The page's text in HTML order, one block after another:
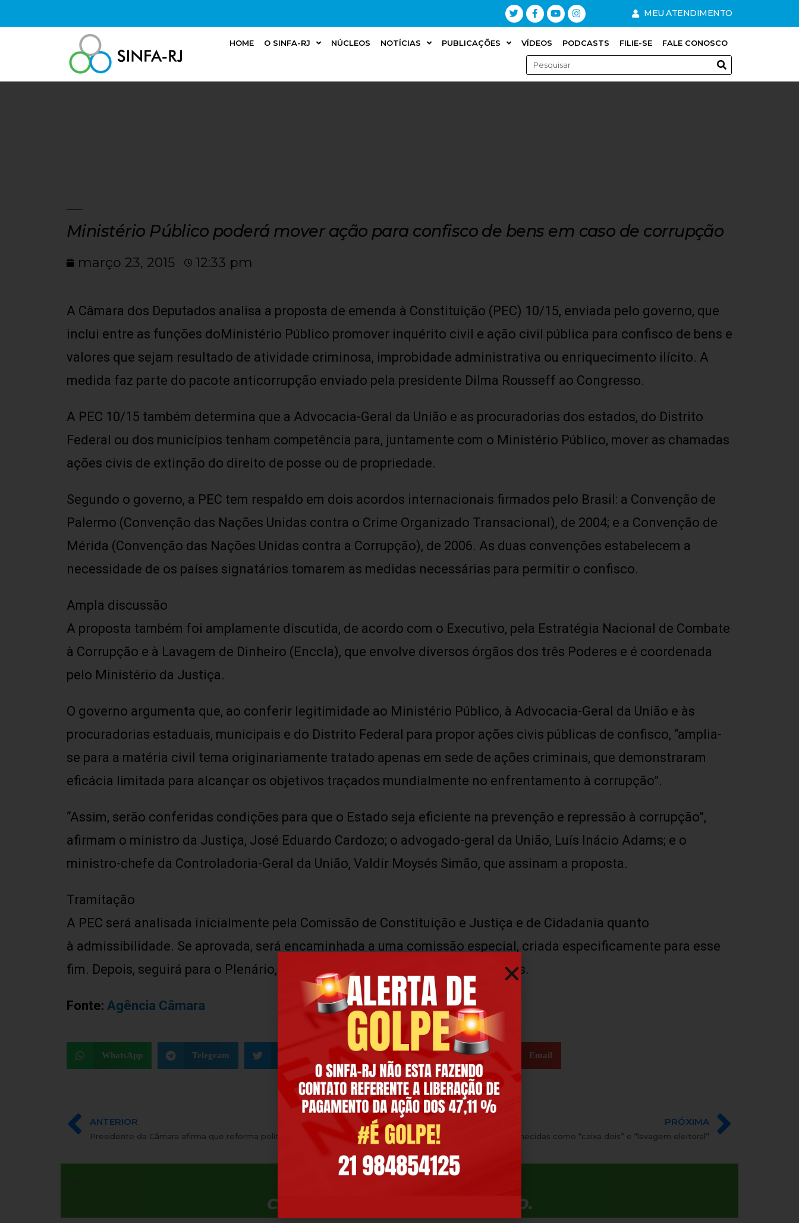
MEU ATENDIMENTO
HOME O SINFA-RJ NÚCLEOS NOTÍCIAS PUBLICAÇÕES VÍDEOS PODCASTS FILIE-SE FALE CONOSCO
Ministério Público poderá mover ação para confisco de bens em caso de corrupção
março 23, 2015 12:33 pm
A Câmara dos Deputados analisa a proposta de emenda à Constituição (PEC) 10/15, enviada pelo governo, que
inclui entre as funções doMinistério Público promover inquérito civil e ação civil pública para confisco de bens e
valores que sejam resultado de atividade criminosa, improbidade administrativa ou enriquecimento ilícito. A
medida faz parte do pacote anticorrupção enviado pela presidente Dilma Rousseff ao Congresso.
A PEC 10/15 também determina que a Advocacia-Geral da União e as procuradorias dos estados, do Distrito
Federal ou dos municípios tenham competência para, juntamente com o Ministério Público, mover as chamadas
ações civis de extinção do direito de posse ou de propriedade.
Segundo o governo, a PEC tem respaldo em dois acordos internacionais firmados pelo Brasil: a Convenção de
Palermo (Convenção das Nações Unidas contra o Crime Organizado Transacional), de 2004; e a Convenção de
Mérida (Convenção das Nações Unidas contra a Corrupção), de 2006. As duas convenções estabelecem a
necessidade de os países signatários tomarem as medidas necessárias para permitir o confisco.
Ampla discussão
A proposta também foi amplamente discutida, de acordo com o Executivo, pela Estratégia Nacional de Combate
à Corrupção e à Lavagem de Dinheiro (Enccla), que envolve diversos órgãos dos três Poderes e é coordenada
pelo Ministério da Justiça.
O governo argumenta que, ao conferir legitimidade ao Ministério Público, à Advocacia-Geral da União e às
procuradorias estaduais, municipais e do Distrito Federal para propor ações civis públicas de confisco, “amplia-
se para a matéria civil tema originariamente tratado apenas em sede de ações criminais, que demonstraram
eficácia limitada para alcançar os objetivos traçados mundialmente no enfrentamento à corrupção”.
“Assim, serão conferidas condições para que o Estado seja eficiente na prevenção e repressão à corrupção”,
afirmam o ministro da Justiça, José Eduardo Cardozo; o advogado-geral da União, Luís Inácio Adams; e o
ministro-chefe da Controladoria-Geral da União, Valdir Moysés Simão, que assinam a proposta.
Tramitação
A PEC será analisada inicialmente pela Comissão de Constituição e Justiça e de Cidadania quanto
à admissibilidade. Se aprovada, será encaminhada a uma comissão especial, criada especificamente para esse
fim. Depois, seguirá para o Plenário, onde precisará ser votada em dois turnos.
Fonte: Agência Câmara
WhatsApp Telegram LinkedIn Email
ANTERIOR
Presidente da Câmara afirma que reforma política será votada até o fim de maio
PRÓXIMA
Proposta tipifica práticas conhecidas como “caixa dois” e “lavagem eleitoral”
CLIQUE AQUI E FILIE-SE. É RÁPIDO.